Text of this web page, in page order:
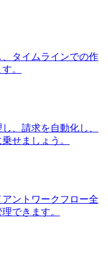
タイムラインでの作
。
、請求を自動化し、
せましょう。
ントワークフロー全
できます。